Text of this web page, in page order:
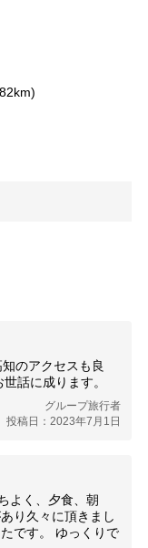
のアクセスも良
話に成ります。
グループ旅行者
投稿日：2023年7月1日
よく、夕食、朝
り久々に頂きまし
です。 ゆっくりで